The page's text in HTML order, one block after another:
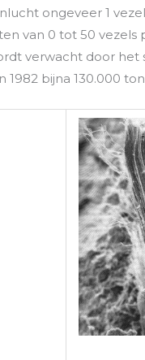
ongeveer 1
van 0 tot 50
verwacht door
bijna 130.000